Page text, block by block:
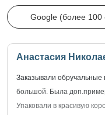
Google (более 100
Анастасия
Заказывали обручальные
большой. Была
Упаковали в красивую